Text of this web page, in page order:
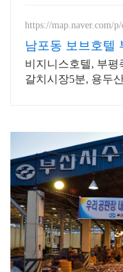
https://map.naver.com/
남포동 보브호텔
소는 여기!
비지니스호텔, 부평
갈치시장5분, 용두